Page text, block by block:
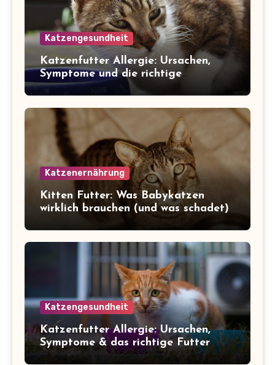
Katzengesundheit
Katzenfutter Allergie: Ursachen,
Symptome und die richtige
Ernährung
Katzenernährung
Kitten Futter: Was Babykatzen
wirklich brauchen (und was schadet)
Katzengesundheit
Katzenfutter Allergie: Ursachen,
Symptome & das richtige Futter